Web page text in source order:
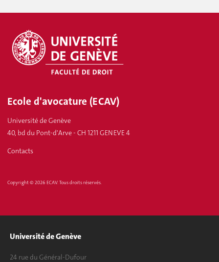
Ecole d'avocature (ECAV)
Université de Genève
40, bd du Pont-d'Arve - CH 1211 GENEVE 4
Contacts
Copyright © 2026 ECAV. Tous droits réservés.
Université de Genève
24 rue du Général-Dufour